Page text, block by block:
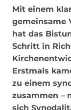
Mit einem
gemeinsame
hat das
Schritt in
Erstmals
zu einem
zusammen –
sich